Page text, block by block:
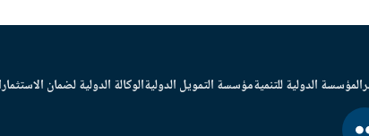
المؤسسة الدولية للتنميةمؤسسة التمويل الدوليةالوكالة الدولية لضمان الاستثمار